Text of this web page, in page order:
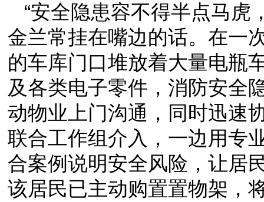
“安全隐患容不得半点马虎
金兰常挂在嘴边的话。在一
的车库门口堆放着大量电瓶
及各类电子零件，消防安全
动物业上门沟通，同时迅速
联合工作组介入，一边用专
合案例说明安全风险，让居
该居民已主动购置置物架，